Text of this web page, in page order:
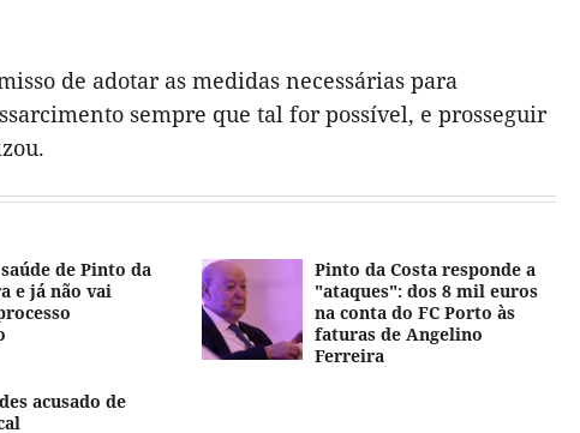
de adotar as medidas necessárias para
sempre que tal for possível, e prosseguir
de Pinto da
e já não vai
Pinto da Costa responde a
"ataques": dos 8 mil euros
na conta do FC Porto às
faturas de Angelino
Ferreira
acusado de